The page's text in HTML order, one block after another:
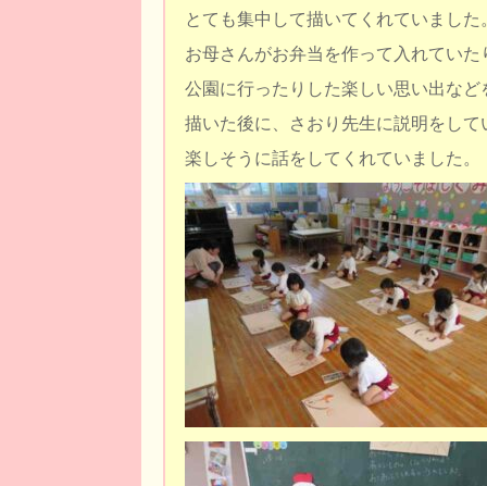
とても集中して描いてくれていました
お母さんがお弁当を作って入れていた
公園に行ったりした楽しい思い出な
描いた後に、さおり先生に説明をして
楽しそうに話をしてくれていました。